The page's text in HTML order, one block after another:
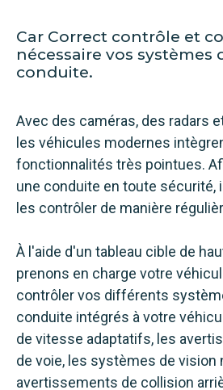
Car Correct contrôle et
nécessaire vos systèmes
conduite.
Avec des caméras, des radars
les véhicules modernes
fonctionnalités très pointues.
une conduite en toute sécurité,
les contrôler de manière
À l'aide d'un tableau cible de
prenons en charge votre
contrôler vos différents
conduite intégrés à votre
de vitesse adaptatifs, les
de voie, les systèmes de vision
avertissements de collision